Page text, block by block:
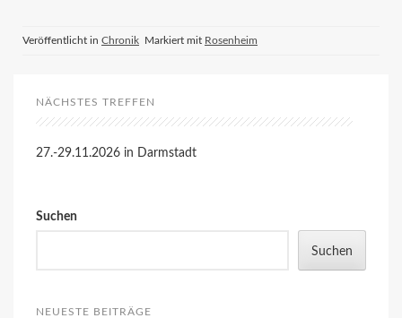
Veröffentlicht in Chronik Markiert mit Rosenheim
NÄCHSTES TREFFEN
27.-29.11.2026 in Darmstadt
Suchen
Suchen
NEUESTE BEITRÄGE